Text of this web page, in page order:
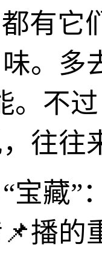
有它
。多
。不
往往
宝藏”
播的